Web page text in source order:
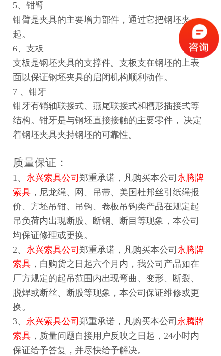
5、钳臂
钳臂是夹具的主要增力部件，通过它把钢坯夹
起。
6、支板
支板是钢坯夹具的支撑件。支板支在钢坯的上表
面以保证钢坯夹具的启闭机构顺利动作。
7 、钳牙
钳牙有销轴联接式、燕尾联接式和槽形插接式等
结构。钳牙是与钢坯直接接触的主要零件， 决定
着钢坯夹具夹持钢坯的可靠性。
质量保证：
1、 永兴索具公司郑重承诺，凡购买本公司 永腾牌
索具 ，尼龙绳、网、吊带、 美国杜邦丝引纸绳报
价、方坯吊钳、吊钩、卷板吊钩类产品在规定起
吊负荷内出现断股、断钢、断目等现象，本公司
均保证修理或更换。
2、 永兴索具公司郑重承诺，凡购买本公司 永腾牌
索具 ，自购货之日起六个月内 ，我公司产品如在
厂方规定的起吊范围内出现弯曲、变形、断裂、
脱焊或断丝、断股等现象，本公司保证维修或更
换。
3、 永兴索具公司郑重承诺，凡购买本公司 永腾牌
索具 ，质量问题自接用户反映之日起，24小时内
保证给予答复，并尽快给予解决。